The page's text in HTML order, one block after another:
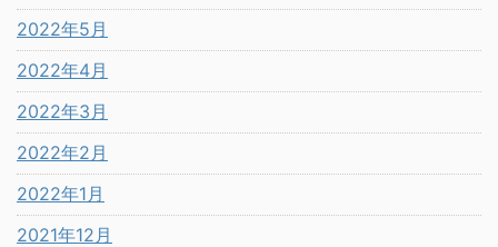
2022年5月
2022年4月
2022年3月
2022年2月
2022年1月
2021年12月